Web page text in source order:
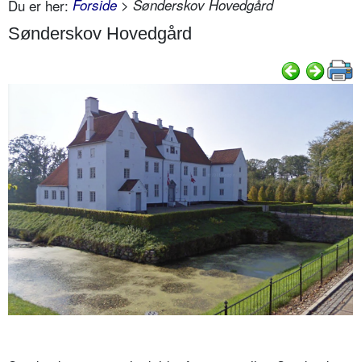
Du er her: Forside > Sønderskov Hovedgård
Sønderskov Hovedgård